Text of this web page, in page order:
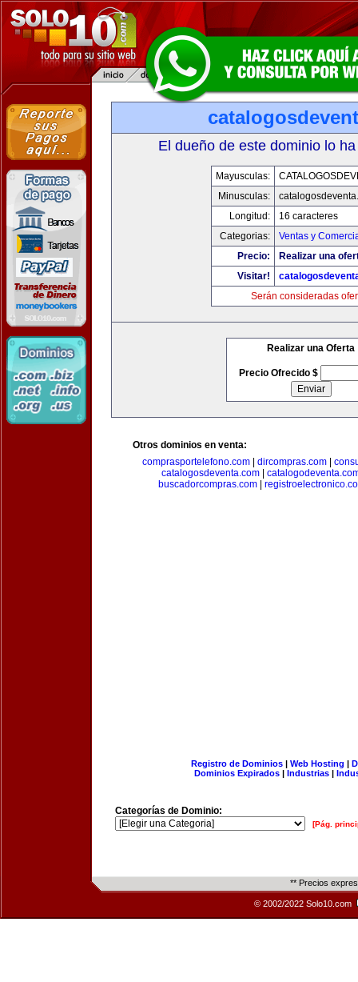
El dueño de este dominio lo
Mayusculas:
Minusculas:
Longitud:
16 caracteres
Categorias:
Ventas y
Precio:
Realizar una
Visitar!
Serán consideradas
Realizar una Oferta
Precio Ofrecido $
Otros dominios en venta:
comprasportelefono.com
dircompras.com
catalogosdeventa.com
buscadorcompras.com
Registro de Dominios| Web Hosting |
Dominios Expirados | Industrias |
Categorías de Dominio:
[Pág.
** Precios
© 2002/2022 Solo10.com